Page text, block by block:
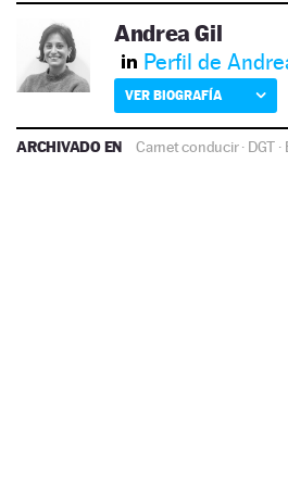
Andrea Gil
Perfil de
VER BIOGRAFÍA
ARCHIVADO EN Carnet conducir· DGT ·